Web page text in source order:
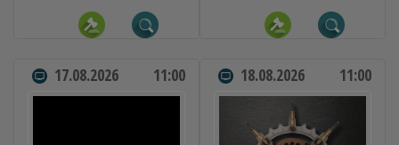
17.08.2026 11:00 18.08.2026 11:00